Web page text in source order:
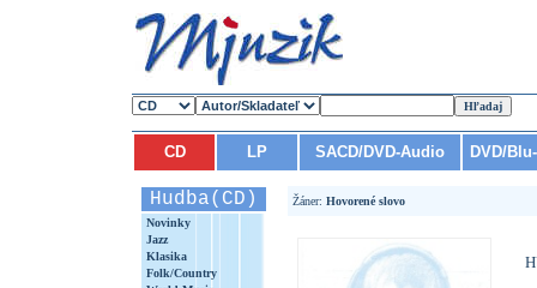
CD LP SACD/DVD-Audio DVD/
Hudba(CD)
Novinky
Jazz
Klasika
Folk/Country
Žáner: Hovorené slovo